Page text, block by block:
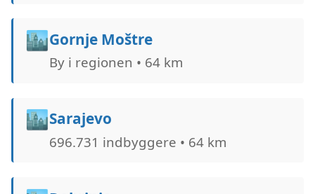
🏙️Gornje Moštre
By i regionen • 64 km
🏙️Sarajevo
696.731 indbyggere • 64 km